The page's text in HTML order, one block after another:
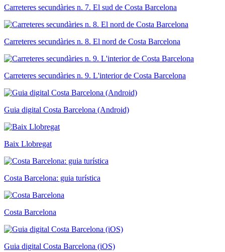
Carreteres secundàries n. 7. El sud de Costa Barcelona
Carreteres secundàries n. 8. El nord de Costa Barcelona
Carreteres secundàries n. 9. L'interior de Costa Barcelona
Guia digital Costa Barcelona (Android)
Baix Llobregat
Costa Barcelona: guia turística
Costa Barcelona
Guia digital Costa Barcelona (iOS)